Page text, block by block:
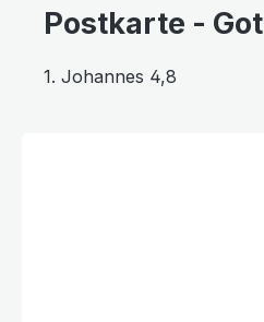
Postkarte -
1. Johannes 4,8